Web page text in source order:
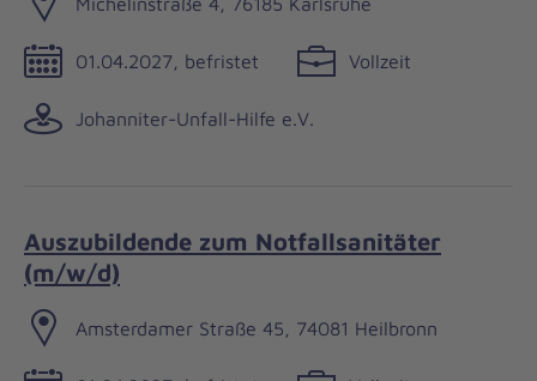
01.04.2027, befristet Vollzeit
Johanniter-Unfall-Hilfe e.V.
Auszubildende zum Notfallsanitäter
(m/w/d)
Amsterdamer Straße 45, 74081 Heilbronn